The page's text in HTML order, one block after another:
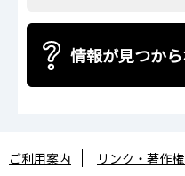
情報が見つか
ご利用案内 リンク・著作